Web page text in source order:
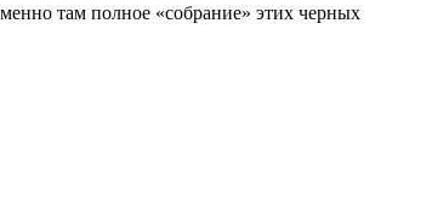
там полное «собрание» этих черных